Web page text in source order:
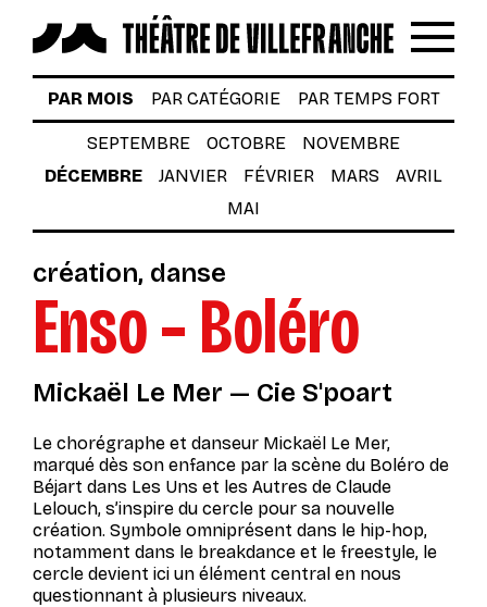
Menu
LES SPECTACLES
AUTOUR DES SPECTACLES
LE THÉÂTRE
ACTUALITÉS
BILLETTERIE
VOTRE VENUE AU THÉÂTRE
Billetterie
PAR MOIS PAR CATÉGORIE PAR TEMPS FORT
SEPTEMBRE OCTOBRE
NOVEMBRE
DÉCEMBRE
JANVIER FÉVRIER MARS
AVRIL
MAI
création danse
Enso – Boléro
Mickaël Le Mer — Cie S'poart
Le chorégraphe et danseur Mickaël Le Mer,
marqué dès son enfance par la scène du Boléro de
Béjart dans Les Uns et les Autres de Claude
Lelouch, s’inspire du cercle pour sa nouvelle
création. Symbole omniprésent dans le hip-hop,
notamment dans le breakdance et le freestyle, le
cercle devient ici un élément central en nous
questionnant à plusieurs niveaux.